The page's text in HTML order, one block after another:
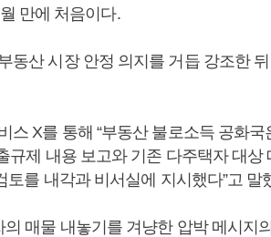
만에 처음이다.
동산 시장 안정 의지를 거듭 강조한
스 X를 통해 “부동산 불로소득 공화국
규제 내용 보고와 기존 다주택자 대상
를 내각과 비서실에 지시했다”고 말
매물 내놓기를 겨냥한 압박 메시지